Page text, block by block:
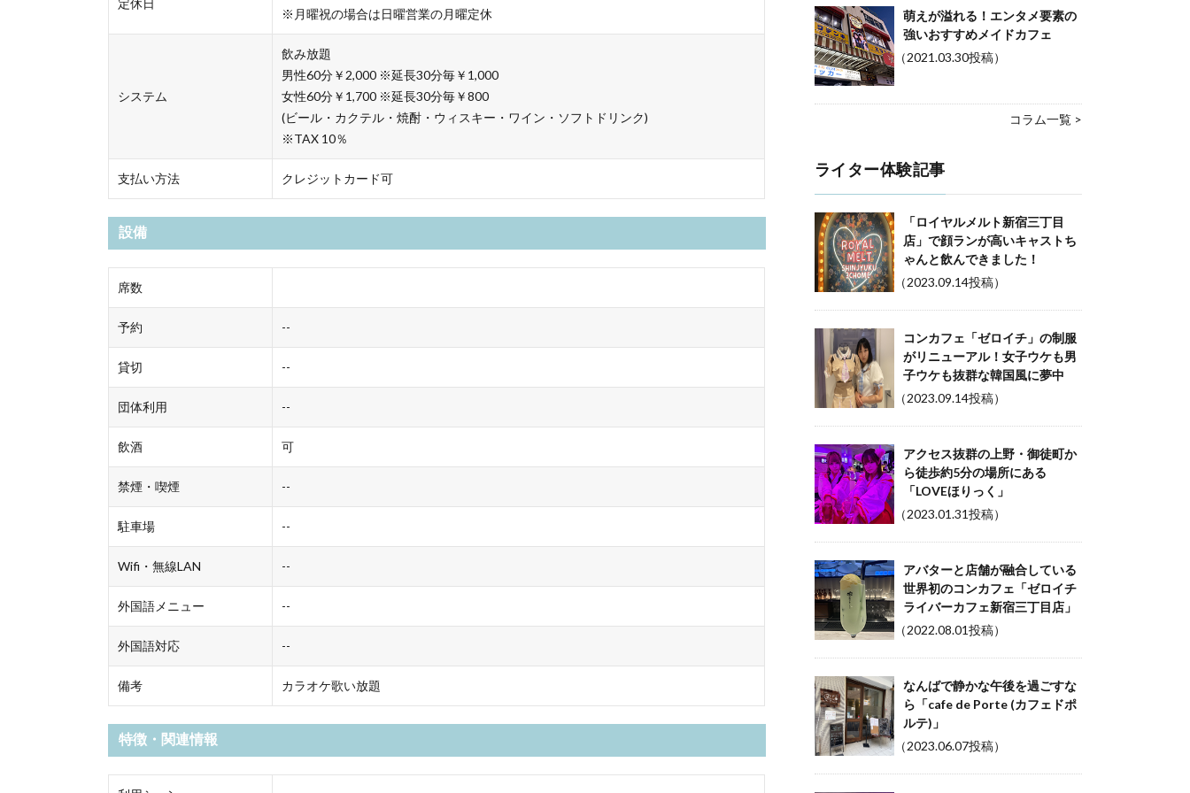
定休日
※月曜祝の場合は日曜営業の月曜定休
システム
飲み放題
男性60分￥2,000 ※延長30分毎￥1,000
女性60分￥1,700 ※延長30分毎￥800
(ビール・カクテル・焼酎・ウィスキー・ワイン・ソフトドリンク)
※TAX 10％
支払い方法 クレジットカード可
設備
席数
予約 --
貸切 --
団体利用 --
飲酒 可
禁煙・喫煙 --
駐車場 --
Wifi・無線LAN --
外国語メニュー --
外国語対応 --
備考 カラオケ歌い放題
特徴・関連情報
萌えが溢れる！エンタメ要素の
強いおすすめメイドカフェ
（2021.03.30投稿）
コラム一覧 >
ライター体験記事
「ロイヤルメルト新宿三丁目
店」で顔ランが高いキャストち
ゃんと飲んできました！
（2023.09.14投稿）
コンカフェ「ゼロイチ」の制服
がリニューアル！女子ウケも男
子ウケも抜群な韓国風に夢中
（2023.09.14投稿）
アクセス抜群の上野・御徒町か
ら徒歩約5分の場所にある
「LOVEほりっく」
（2023.01.31投稿）
アバターと店舗が融合している
世界初のコンカフェ「ゼロイチ
ライバーカフェ新宿三丁目店」
（2022.08.01投稿）
なんばで静かな午後を過ごすな
ら「cafe de Porte (カフェドポ
ルテ)」
（2023.06.07投稿）